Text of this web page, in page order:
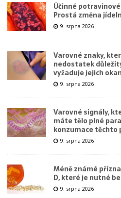
Účinné
Prostá změna
9. srpna 2026
Varovné znaky,
nedostatek
vyžaduje jejich
9. srpna 2026
Varovné signály,
máte tělo plné
konzumace těchto
9. srpna 2026
Méně známé
D, které je nutné
9. srpna 2026